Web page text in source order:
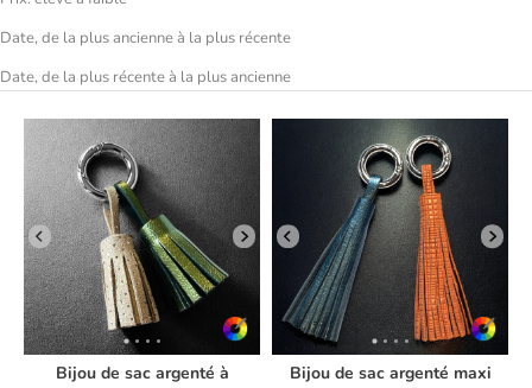
Date, de la plus ancienne à la plus récente
Date, de la plus récente à la plus ancienne
Bijou de sac argenté à
Bijou de sac argenté maxi